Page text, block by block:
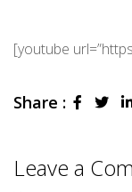
[youtube
Share :
Leave a